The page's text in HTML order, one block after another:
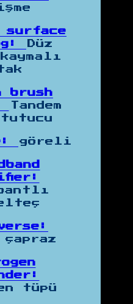
Düz
brush
Tandem
göreli
tüpü